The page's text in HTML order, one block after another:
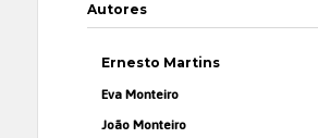
Autores
Ernesto Martins
Eva Monteiro
João Monteiro